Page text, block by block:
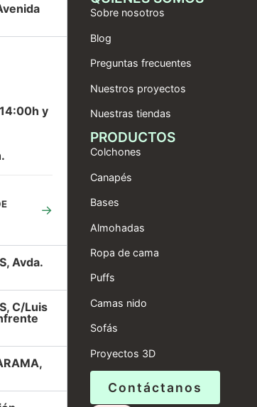
y
→
Avda.
C/Luis
Sobre nosotros
Blog
Preguntas frecuentes
Nuestros proyectos
Nuestras tiendas
PRODUCTOS
Colchones
Canapés
Bases
Almohadas
Ropa de cama
Puffs
Camas nido
Sofás
Proyectos 3D
Contáctanos